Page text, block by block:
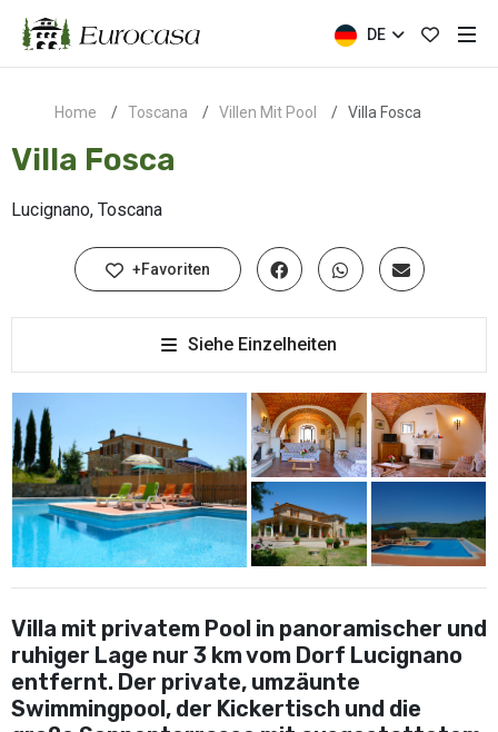
DE
Home Toscana Villen Mit Pool Villa Fosca
Villa Fosca
Lucignano, Toscana
+Favoriten
Siehe Einzelheiten
Villa mit privatem Pool in panoramischer und
ruhiger Lage nur 3 km vom Dorf Lucignano
entfernt. Der private, umzäunte
Swimmingpool, der Kickertisch und die